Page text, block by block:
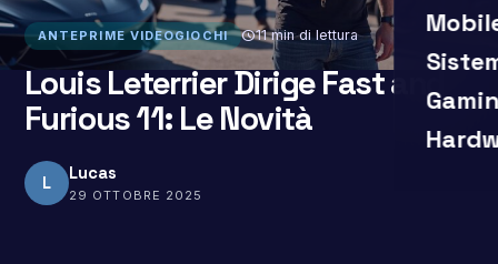
ANTEPRIME VIDEOGIOCHI schedule11 min di lettura
Louis Leterrier Dirige Fast and
Furious 11: Le Novità
L Lucas
29 OTTOBRE 2025